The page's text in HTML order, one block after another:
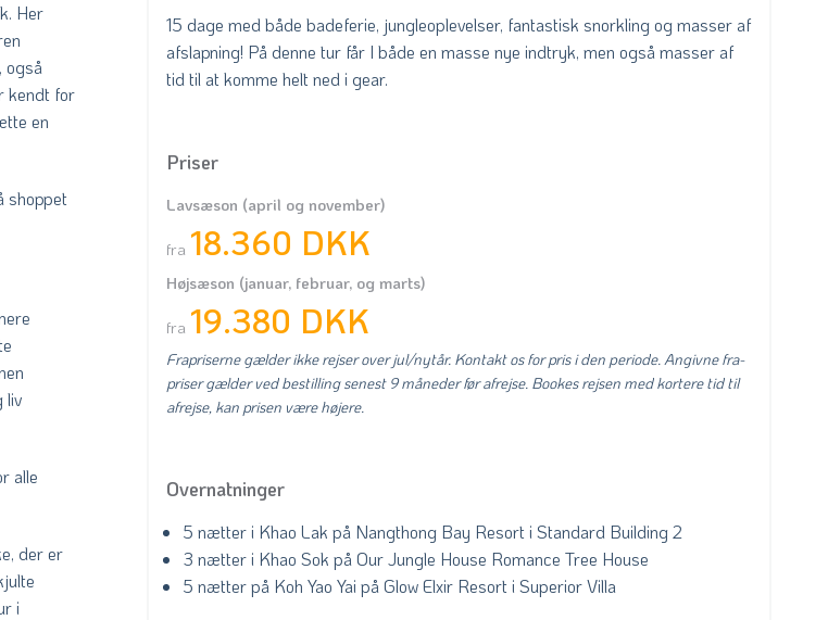
Her
også
kendt for
en
shoppet
liv
alle
der er
i
15 dage med både badeferie, jungleoplevelser, fantastisk snorkling og masser af
afslapning! På denne tur får I både en masse nye indtryk, men også masser af
tid til at komme helt ned i gear.
Priser
Lavsæson (april og november)
fra 18.360 DKK
Højsæson (januar, februar, og marts)
fra 19.380 DKK
Frapriserne gælder ikke rejser over jul/nytår. Kontakt os for pris i den periode. Angivne fra-
priser gælder ved bestilling senest 9 måneder før afrejse. Bookes rejsen med kortere tid til
afrejse, kan prisen være højere.
Overnatninger
5 nætter i Khao Lak på Nangthong Bay Resort i Standard Building 2
3 nætter i Khao Sok på Our Jungle House Romance Tree House
5 nætter på Koh Yao Yai på Glow Elxir Resort i Superior Villa